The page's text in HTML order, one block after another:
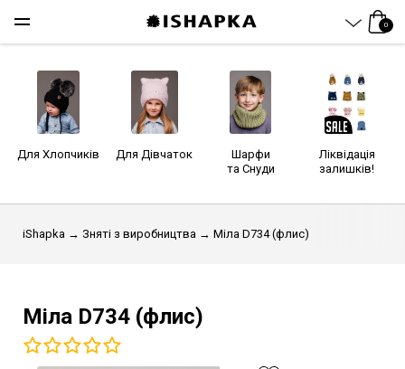
0
Для Хлопчиків Для Дівчаток
Шарфи
та Снуди
Ліквідація
залишків!
iShapka → Зняті з виробництва → Міла D734 (флис)
Міла D734 (флис)